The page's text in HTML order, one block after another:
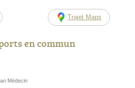
Trajet Maps
en commun
Médecin